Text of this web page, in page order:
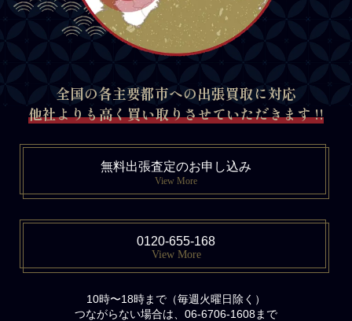
全国の各主要都市への出張買取に対応
他社よりも高く買い取りさせていただきます !!
無料出張査定のお申し込み
View More
0120-655-168
View More
10時〜18時まで（毎週火曜日除く）
つながらない場合は、06-6706-1608まで